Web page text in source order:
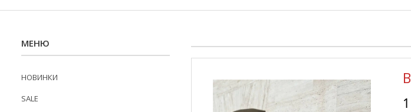
НОВИНКИ
SALE